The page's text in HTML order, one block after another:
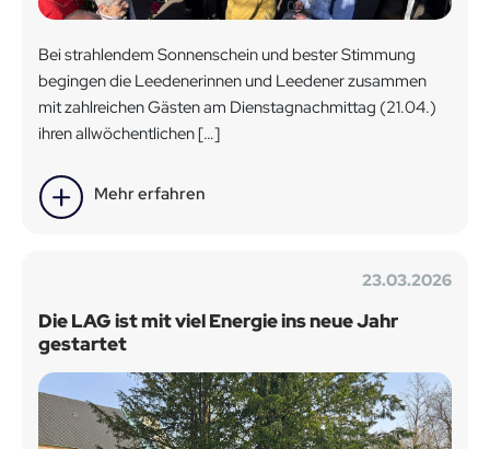
Bei strahlendem Sonnenschein und bester Stimmung
begingen die Leedenerinnen und Leedener zusammen
mit zahlreichen Gästen am Dienstagnachmittag (21.04.)
ihren allwöchentlichen […]
Mehr erfahren
23.03.2026
Die LAG ist mit viel Energie ins neue Jahr
gestartet